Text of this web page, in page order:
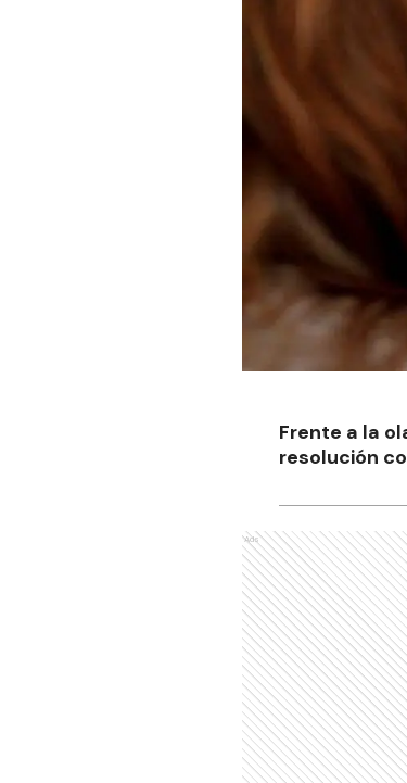
Frente a la
resolución
Ads